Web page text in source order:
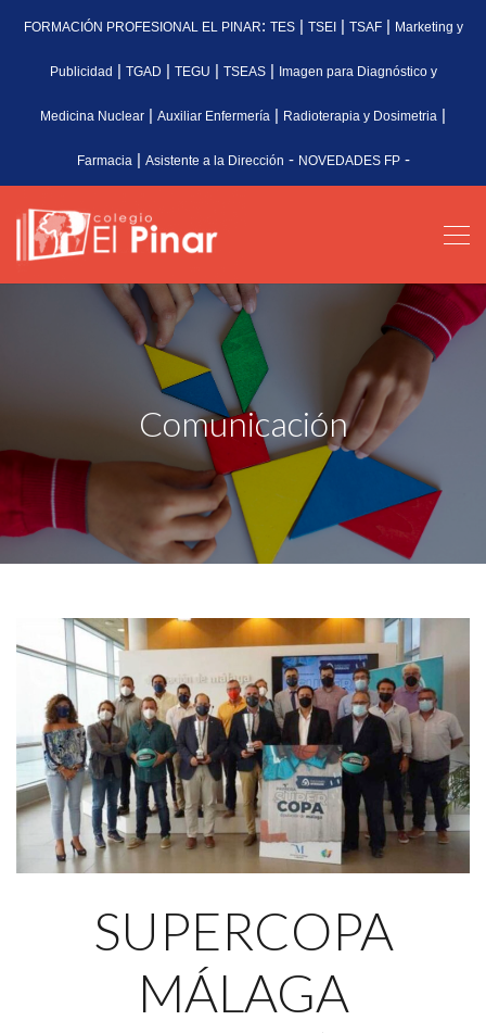
FORMACIÓN PROFESIONAL EL PINAR: TES| TSEI| TSAF| Marketing y
Publicidad | TGAD | TEGU | TSEAS| Imagen para Diagnóstico y
Medicina Nuclear | Auxiliar Enfermería | Radioterapia y Dosimetria |
Farmacia | Asistente a la Dirección - NOVEDADES FP-
Comunicación
SUPERCOPA
MÁLAGA